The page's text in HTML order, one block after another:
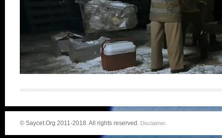
© Saycet.Org 2011-2018. All rights reserved. Disclaimer.